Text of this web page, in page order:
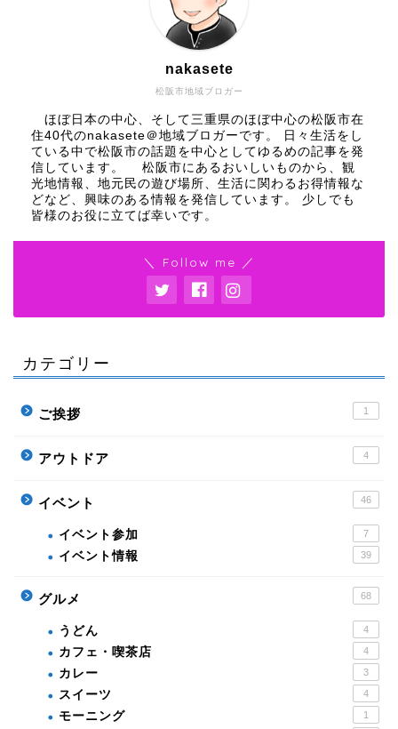
松阪市地域ブロガー
nakasete
ほぼ日本の中心、そして三重県のほぼ中心の松阪市在
住40代のnakasete＠地域ブロガーです。 日々生活をし
ている中で松阪市の話題を中心としてゆるめの記事を発
信しています。 松阪市にあるおいしいものから、観
光地情報、地元民の遊び場所、生活に関わるお得情報な
どなど、興味のある情報を発信しています。 少しでも
皆様のお役に立てば幸いです。
＼ Follow me ／
カテゴリー
ご挨拶 1
アウトドア 4
イベント 46
イベント参加 7
イベント情報 39
グルメ 68
うどん 4
カフェ・喫茶店 4
カレー 3
スイーツ 4
モーニング 1